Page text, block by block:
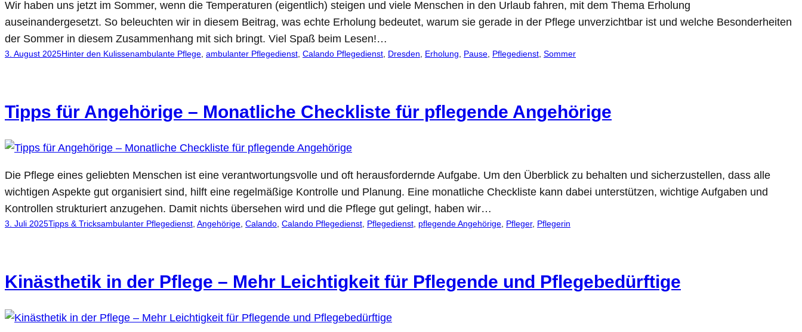
Wir haben uns jetzt im Sommer, wenn die Temperaturen (eigentlich) steigen und viele Menschen in den Urlaub fahren, mit dem Thema Erholung
auseinandergesetzt. So beleuchten wir in diesem Beitrag, was echte Erholung bedeutet, warum sie gerade in der Pflege unverzichtbar ist und welche Besonderheiten
der Sommer in diesem Zusammenhang mit sich bringt. Viel Spaß beim Lesen!…
3. August 2025Hinter den Kulissenambulante Pflege ambulanter Pflegedienst Calando Pflegedienst Dresden Erholung Pause Pflegedienst Sommer
Tipps für Angehörige – Monatliche Checkliste für pflegende Angehörige
Die Pflege eines geliebten Menschen ist eine verantwortungsvolle und oft herausfordernde Aufgabe. Um den Überblick zu behalten und sicherzustellen, dass alle
wichtigen Aspekte gut organisiert sind, hilft eine regelmäßige Kontrolle und Planung. Eine monatliche Checkliste kann dabei unterstützen, wichtige Aufgaben und
Kontrollen strukturiert anzugehen. Damit nichts übersehen wird und die Pflege gut gelingt, haben wir…
3. Juli 2025Tipps & Tricksambulanter Pflegedienst Angehörige Calando Calando Pflegedienst Pflegedienst pflegende Angehörige Pfleger, Pflegerin
Kinästhetik in der Pflege – Mehr Leichtigkeit für Pflegende und Pflegebedürftige